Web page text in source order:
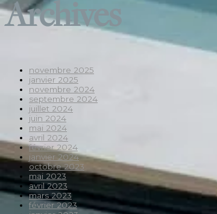
Archives
novembre 2025
janvier 2025
novembre 2024
septembre 2024
juillet 2024
juin 2024
mai 2024
avril 2024
février 2024
janvier 2024
octobre 2023
mai 2023
avril 2023
mars 2023
février 2023